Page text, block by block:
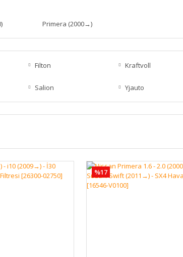
Primera (2000→)
Filton Kraftvoll
Salion Yjauto
%17